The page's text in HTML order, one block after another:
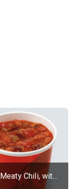
Rich & Meaty Chili, without toppings, large